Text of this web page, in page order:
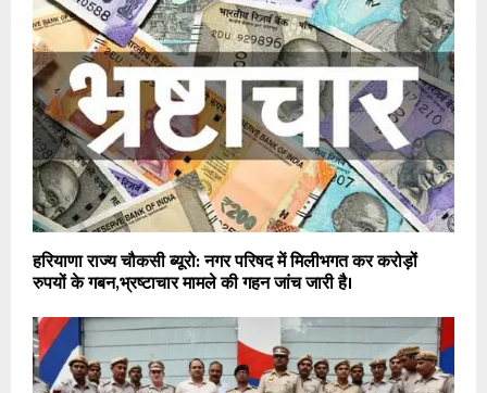
हरियाणा राज्य चौकसी ब्यूरो: नगर परिषद में मिलीभगत कर करोड़ों
रुपयों के गबन,भ्रष्टाचार मामले की गहन जांच जारी है।